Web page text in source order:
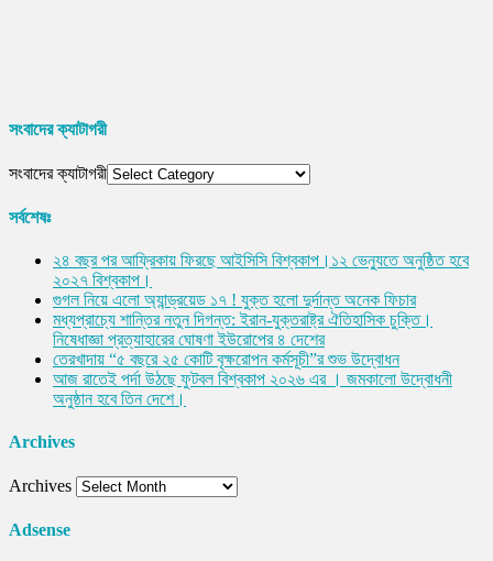
সংবাদের ক্যাটাগরী
সংবাদের ক্যাটাগরী
সর্বশেষঃ
২৪ বছর পর আফ্রিকায় ফিরছে আইসিসি বিশ্বকাপ।১২ ভেন্যুতে অনুষ্ঠিত হবে
২০২৭ বিশ্বকাপ।
গুগল নিয়ে এলো অ্যান্ড্রয়েড ১৭ ! যুক্ত হলো দুর্দান্ত অনেক ফিচার
মধ্যপ্রাচ্যে শান্তির নতুন দিগন্ত: ইরান-যুক্তরাষ্ট্র ঐতিহাসিক চুক্তি।
নিষেধাজ্ঞা প্রত্যাহারের ঘোষণা ইউরোপের ৪ দেশের
তেরখাদায় “৫ বছরে ২৫ কোটি বৃক্ষরোপন কর্মসূচী”র শুভ উদ্বোধন
আজ রাতেই পর্দা উঠছে ফুটবল বিশ্বকাপ ২০২৬ এর । জমকালো উদ্বোধনী
অনুষ্ঠান হবে তিন দেশে।
Archives
Archives
Adsense